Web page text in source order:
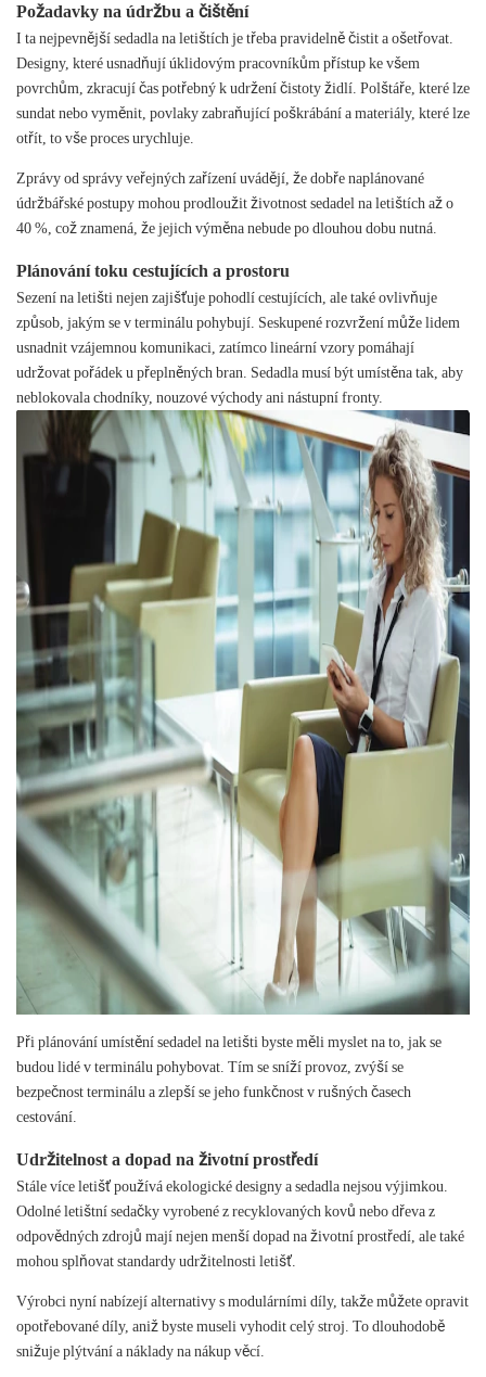
Požadavky na údržbu a čištění
I ta nejpevnější sedadla na letištích je třeba pravidelně čistit a ošetřovat.
Designy, které usnadňují úklidovým pracovníkům přístup ke všem
povrchům, zkracují čas potřebný k udržení čistoty židlí. Polštáře, které lze
sundat nebo vyměnit, povlaky zabraňující poškrábání a materiály, které lze
otřít, to vše proces urychluje.
Zprávy od správy veřejných zařízení uvádějí, že dobře naplánované
údržbářské postupy mohou prodloužit životnost sedadel na letištích až o
40 %, což znamená, že jejich výměna nebude po dlouhou dobu nutná.
Plánování toku cestujících a prostoru
Sezení na letišti nejen zajišťuje pohodlí cestujících, ale také ovlivňuje
způsob, jakým se v terminálu pohybují. Seskupené rozvržení může lidem
usnadnit vzájemnou komunikaci, zatímco lineární vzory pomáhají
udržovat pořádek u přeplněných bran. Sedadla musí být umístěna tak, aby
neblokovala chodníky, nouzové východy ani nástupní fronty.
Při plánování umístění sedadel na letišti byste měli myslet na to, jak se
budou lidé v terminálu pohybovat. Tím se sníží provoz, zvýší se
bezpečnost terminálu a zlepší se jeho funkčnost v rušných časech
cestování.
Udržitelnost a dopad na životní prostředí
Stále více letišť používá ekologické designy a sedadla nejsou výjimkou.
Odolné letištní sedačky vyrobené z recyklovaných kovů nebo dřeva z
odpovědných zdrojů mají nejen menší dopad na životní prostředí, ale také
mohou splňovat standardy udržitelnosti letišť.
Výrobci nyní nabízejí alternativy s modulárními díly, takže můžete opravit
opotřebované díly, aniž byste museli vyhodit celý stroj. To dlouhodobě
snižuje plýtvání a náklady na nákup věcí.